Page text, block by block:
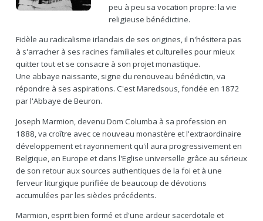
peu à peu sa vocation propre: la vie
religieuse bénédictine.
Fidèle au radicalisme irlandais de ses origines, il n'hésitera pas
à s'arracher à ses racines familiales et culturelles pour mieux
quitter tout et se consacre à son projet monastique.
Une abbaye naissante, signe du renouveau bénédictin, va
répondre à ses aspirations. C'est Maredsous, fondée en 1872
par l'Abbaye de Beuron.
Joseph Marmion, devenu Dom Columba à sa profession en
1888, va croître avec ce nouveau monastère et l'extraordinaire
développement et rayonnement qu'il aura progressivement en
Belgique, en Europe et dans l'Eglise universelle grâce au sérieux
de son retour aux sources authentiques de la foi et à une
ferveur liturgique purifiée de beaucoup de dévotions
accumulées par les siècles précédents.
Marmion, esprit bien formé et d'une ardeur sacerdotale et